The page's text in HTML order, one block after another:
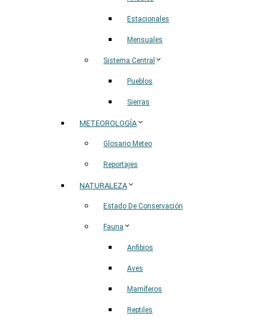
Estacionales
Mensuales
Sistema Central
Pueblos
Sierras
METEOROLOGÍA
Glosario Meteo
Reportajes
NATURALEZA
Estado De Conservación
Fauna
Anfibios
Aves
Mamíferos
Reptiles